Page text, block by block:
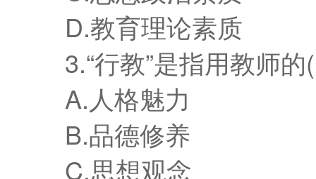
D.教育理论素质
3.“行教”是指用教师
A.人格魅力
B.品德修养
C.思想观念